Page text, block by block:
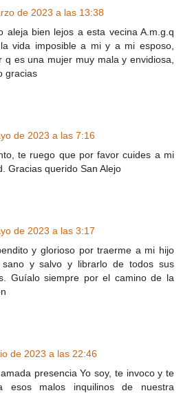
de 2023 a las 13:38
aleja bien lejos a esta vecina A.m.g.q
vida imposible a mi y a mi esposo,
q es una mujer muy mala y envidiosa,
gracias
de 2023 a las 7:16
te ruego que por favor cuides a mi
Gracias querido San Alejo
de 2023 a las 3:17
y glorioso por traerme a mi hijo
sano y salvo y librarlo de todos sus
Guíalo siempre por el camino de la
de 2023 a las 22:46
presencia Yo soy, te invoco y te
esos malos inquilinos de nuestra